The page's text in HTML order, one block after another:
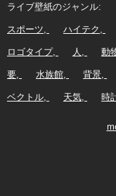
ライブ壁紙のジャンル:
スポーツ ハイテク
ロゴタイプ 人 動
要 水族館 背景
ベクトル 天気 時